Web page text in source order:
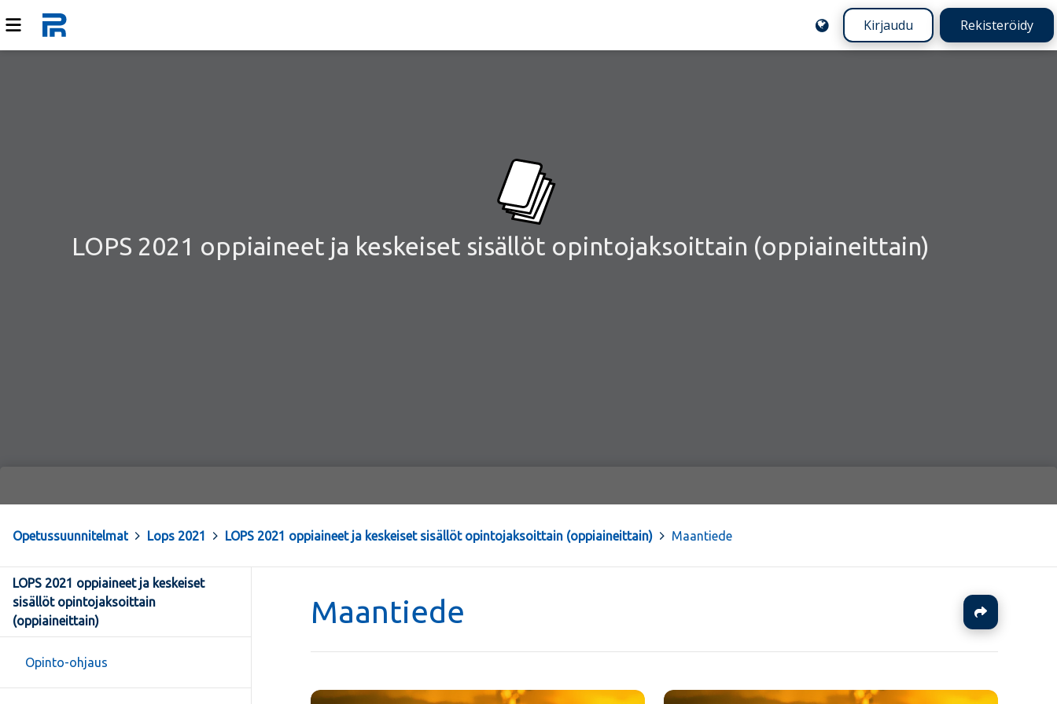
Kirjaudu Rekisteröidy
LOPS 2021 oppiaineet ja keskeiset sisällöt opintojaksoittain (oppiaineittain)
Opetussuunnitelmat Lops 2021 LOPS 2021 oppiaineet ja keskeiset sisällöt opintojaksoittain (oppiaineittain) Maantiede
Maantiede
LOPS 2021 oppiaineet ja keskeiset
sisällöt opintojaksoittain
(oppiaineittain)
Opinto-ohjaus